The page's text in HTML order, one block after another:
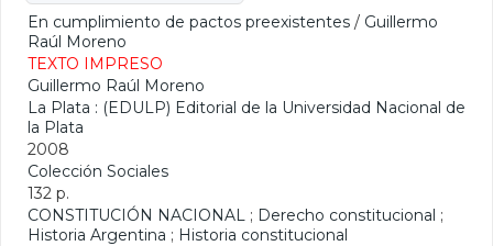
En cumplimiento de pactos preexistentes / Guillermo
Raúl Moreno
TEXTO IMPRESO
Guillermo Raúl Moreno
La Plata : (EDULP) Editorial de la Universidad Nacional de
la Plata
2008
Colección Sociales
132 p.
CONSTITUCIÓN NACIONAL ; Derecho constitucional ;
Historia Argentina ; Historia constitucional